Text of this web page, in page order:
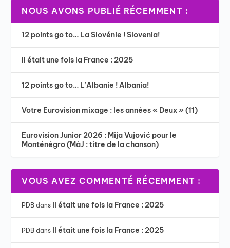
NOUS AVONS PUBLIÉ RÉCEMMENT :
12 points go to… La Slovénie ! Slovenia!
Il était une fois la France : 2025
12 points go to… L’Albanie ! Albania!
Votre Eurovision mixage : les années « Deux » (11)
Eurovision Junior 2026 : Mija Vujović pour le
Monténégro (MàJ : titre de la chanson)
VOUS AVEZ COMMENTÉ RÉCEMMENT :
PDB dans Il était une fois la France : 2025
PDB dans Il était une fois la France : 2025